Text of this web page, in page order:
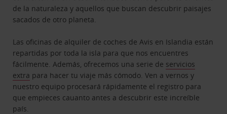
de la naturaleza y aquellos que buscan descubrir paisajes
sacados de otro planeta.
Las oficinas de alquiler de coches de Avis en Islandia están
repartidas por toda la isla para que nos encuentres
fácilmente. Además, ofrecemos una serie de servicios
extra para hacer tu viaje más cómodo. Ven a vernos y
nuestro equipo procesará rápidamente el registro para
que empieces cauanto antes a descubrir este increíble
país.